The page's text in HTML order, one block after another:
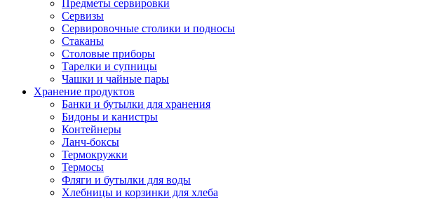
Предметы сервировки
Сервизы
Сервировочные столики и подносы
Стаканы
Столовые приборы
Тарелки и супницы
Чашки и чайные пары
Хранение продуктов
Банки и бутылки для хранения
Бидоны и канистры
Контейнеры
Ланч-боксы
Термокружки
Термосы
Фляги и бутылки для воды
Хлебницы и корзинки для хлеба